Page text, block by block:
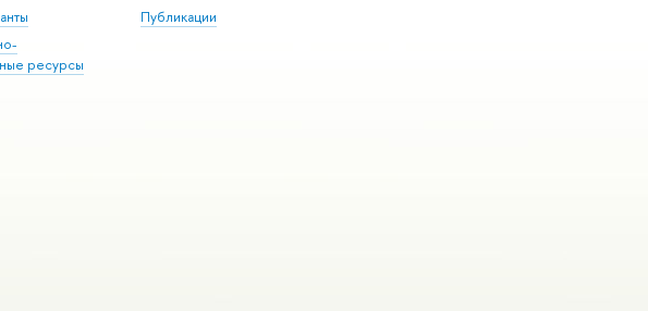
ресурсы
Публикации